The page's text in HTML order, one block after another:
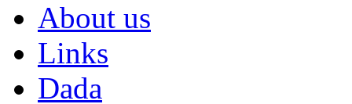
About us
Links
Dada